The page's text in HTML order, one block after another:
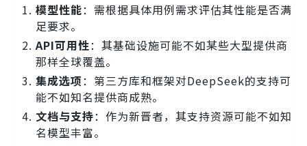
模型性能：需根据具体用例需求评估其性能是否满
足要求。
API可用性：其基础设施可能不如某些大型提供商
那样全球覆盖。
集成选项：第三方库和框架对DeepSeek的支持可
能不如知名提供商成熟。
文档与支持：作为新晋者，其支持资源可能不如知
名模型丰富。